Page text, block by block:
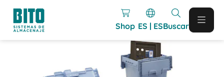
Shop ES | ESBuscar